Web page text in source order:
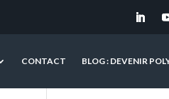
CONTACT BLOG : DEVENIR